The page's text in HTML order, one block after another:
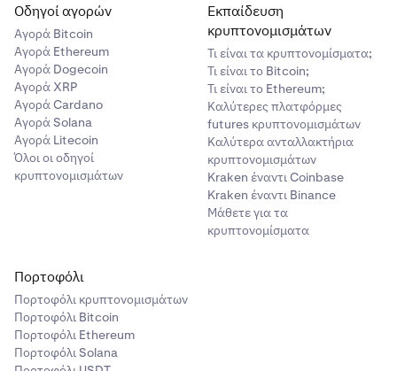
Οδηγοί αγορών
Αγορά Bitcoin
Αγορά Ethereum
Αγορά Dogecoin
Αγορά XRP
Αγορά Cardano
Αγορά Solana
Αγορά Litecoin
Όλοι οι οδηγοί
κρυπτονομισμάτων
Εκπαίδευση
κρυπτονομισμάτων
Τι είναι τα κρυπτονομίσματα;
Τι είναι το Bitcoin;
Τι είναι το Ethereum;
Καλύτερες πλατφόρμες
futures κρυπτονομισμάτων
Καλύτερα ανταλλακτήρια
κρυπτονομισμάτων
Kraken έναντι Coinbase
Kraken έναντι Binance
Μάθετε για τα
κρυπτονομίσματα
Πορτοφόλι
Πορτοφόλι κρυπτονομισμάτων
Πορτοφόλι Bitcoin
Πορτοφόλι Ethereum
Πορτοφόλι Solana